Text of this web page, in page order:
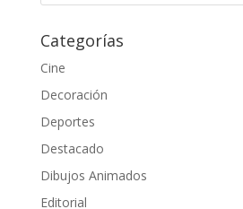
Categorías
Cine
Decoración
Deportes
Destacado
Dibujos Animados
Editorial